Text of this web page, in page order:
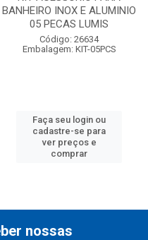
BANHEIRO INOX E ALUMINIO
05 PECAS LUMIS
Código: 26634
Embalagem: KIT-05PCS
Faça seu login ou
cadastre-se para
ver preços e
comprar
nossas